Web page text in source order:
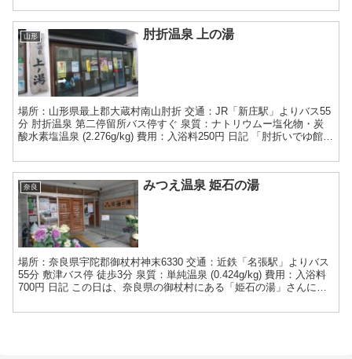
山形 肘折温泉 上の湯
場所：山形県最上郡大蔵村南山肘折 交通：JR「新庄駅」よりバス55
分 肘折温泉 第二停留所バス停すぐ 泉質：ナトリウムー塩化物・炭
酸水素塩温泉 (2.276g/kg) 費用：入浴料250円 日記 「肘折いでゆ館」
奈良 みつえ温泉 姫石の湯
場所：奈良県宇陀郡御杖村神末6330 交通：近鉄「名張駅」よりバス
55分 敷津バス停 徒歩3分 泉質：単純温泉 (0.424g/kg) 費用：入浴料
700円 日記 この日は、奈良県の御杖村にある「姫石の湯」さんに行